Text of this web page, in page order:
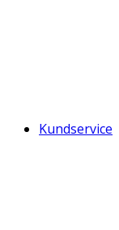
Kundservice